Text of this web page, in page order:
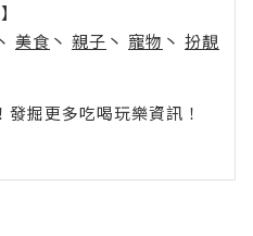
美食 丶 親子 丶 寵物 丶 扮靚
掘更多吃喝玩樂資訊！